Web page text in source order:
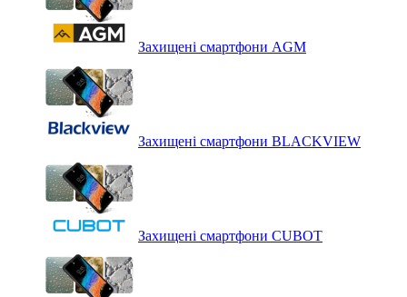
Захищені смартфони AGM
Захищені смартфони BLACKVIEW
Захищені смартфони CUBOT